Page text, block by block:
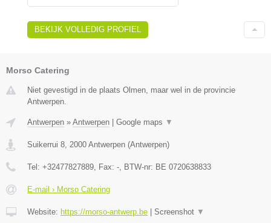
BEKIJK VOLLEDIG PROFIEL
Morso Catering
Niet gevestigd in de plaats Olmen, maar wel in de provincie
Antwerpen.
Antwerpen » Antwerpen Google maps ▼
Suikerrui 8, 2000 Antwerpen (Antwerpen)
Tel: +32477827889, Fax: -, BTW-nr: BE 0720638833
E-mail › Morso Catering
Website: https://morso-antwerp.be Screenshot ▼